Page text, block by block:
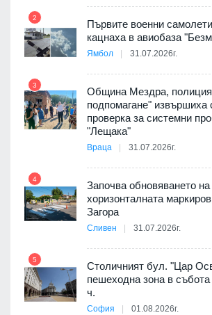
2
Първите военни
кацнаха в авиобаза
Ямбол 31.07.2026г.
3
Община Мездра,
подпомагане" извършиха
проверка за системни
"Лещака"
Враца 31.07.2026г.
4
Започва обновяването на
хоризонталната
Загора
Сливен 31.07.2026г.
5
Столичният бул. "Цар
пешеходна зона в
ч.
София 01.08.2026г.